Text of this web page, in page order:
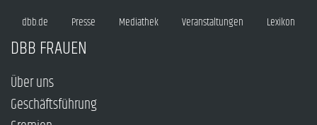
dbb.de Presse Mediathek Veranstaltungen Lexikon
DBB FRAUEN
Über uns
Geschäftsführung